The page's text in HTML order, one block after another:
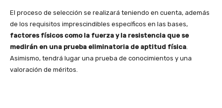
El proceso de selección se realizará teniendo en cuenta, además
de los requisitos imprescindibles específicos en las bases,
factores físicos como la fuerza y la resistencia que se
medirán en una prueba eliminatoria de aptitud física
Asimismo, tendrá lugar una prueba de conocimientos y una
valoración de méritos.